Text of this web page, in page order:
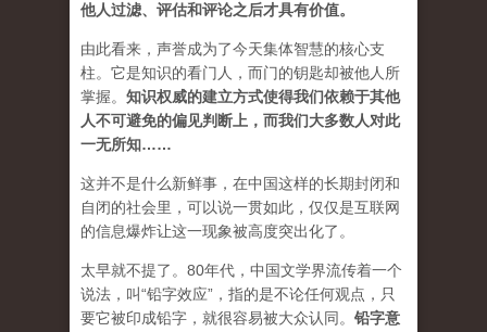
他人过滤、评估和评论之后才具有价值。
由此看来，声誉成为了今天集体智慧的核心支
柱。它是知识的看门人，而门的钥匙却被他人所
掌握。 知识权威的建立方式使得我们依赖于其他
人不可避免的偏见判断上，而我们大多数人对此
一无所知……
这并不是什么新鲜事，在中国这样的长期封闭和
自闭的社会里，可以说一贯如此，仅仅是互联网
的信息爆炸让这一现象被高度突出化了。
太早就不提了。80年代，中国文学界流传着一个
说法，叫“铅字效应”，指的是不论任何观点，只
要它被印成铅字，就很容易被大众认同。 铅字意